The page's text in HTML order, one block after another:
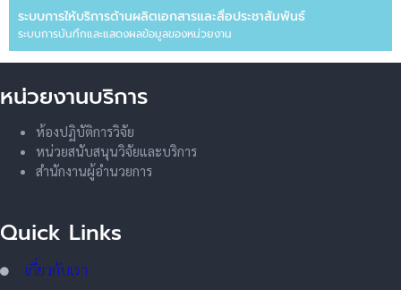
ระบบการให้บริการด้านผลิตเอกสารและสื่อประชาสัมพันธ์
ระบบการบันทึกและแสดงผลข้อมูลของหน่วยงาน
หน่วยงานบริการ
ห้องปฏิบัติการวิจัย
หน่วยสนับสนุนวิจัยและบริการ
สำนักงานผู้อำนวยการ
Quick Links
เกี่ยวกับเรา